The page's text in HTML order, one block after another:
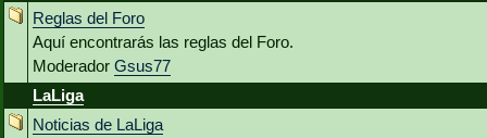
Reglas del Foro
Aquí encontrarás las reglas del Foro.
Moderador Gsus77
LaLiga
Noticias de LaLiga